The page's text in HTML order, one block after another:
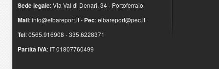
Sede legale: Via Val di Denari, 34 - Portoferraio
Mail:info@elbareport.it- Pec:elbareport@pec.it
Tel: 0565.916908 - 335.6228371
Partita IVA: IT 01807760499